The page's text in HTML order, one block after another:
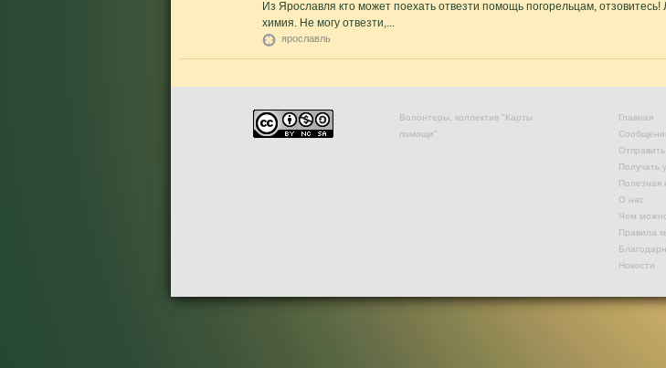
Из Ярославля кто может поехать отвезти помощь погорельцам,
химия. Не могу отвезти,...
ярославль
Волонтеры, коллектив "Карты
помощи"
Главная
Получать
Полезная
О нас
Чем
Правила
Новости